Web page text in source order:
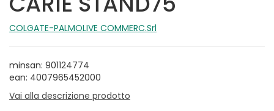
COLGATE-PALMOLIVE COMMERC.Srl
minsan: 901124774
ean: 4007965452000
Vai alla descrizione prodotto